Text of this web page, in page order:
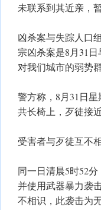
未联系到其近亲，
凶杀案与失踪人口
宗凶杀案是8月31
对我们城市的弱势
警方称，8月31日
共长椅上，歹徒接
受害者与歹徒互不
同一日清晨5时52
并使用武器暴力袭
不相识，此袭击为